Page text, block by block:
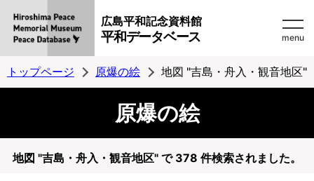
広島平和記念資料館
平和データベース menu
トップページ 原爆の絵 地図 "吉島・舟入・観音地区"
原爆の絵
地図 "吉島・舟入・観音地区" で 378 件検索されました。